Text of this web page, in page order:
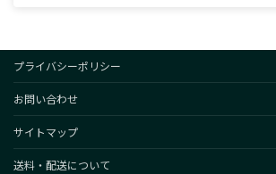
プライバシーポリシー
お問い合わせ
サイトマップ
送料・配送について